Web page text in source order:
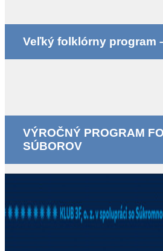
Veľký folklórny program
VÝROČNÝ PROGRAM
SÚBOROV